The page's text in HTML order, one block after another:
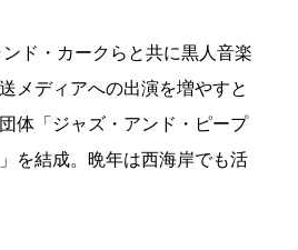
ド・カークらと共に黒人音楽
メディアへの出演を増やすと
体「ジャズ・アンド・ピープ
を結成。晩年は西海岸でも活